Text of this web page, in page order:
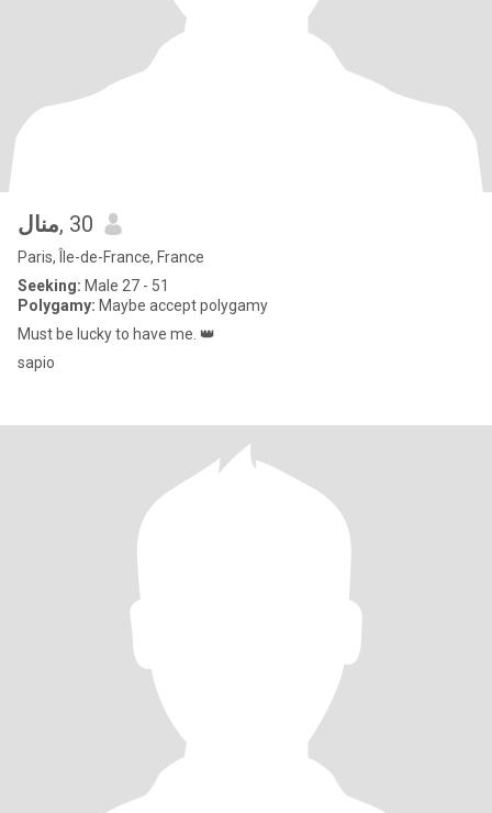
منال, 30
Paris, Île-de-France, France
Seeking: Male 27 - 51
Polygamy: Maybe accept polygamy
Must be lucky to have me. 👑
sapio